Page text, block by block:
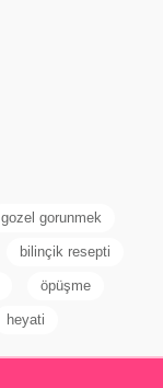
gozel gorunmek
bilinçik resepti
öpüşme
heyati